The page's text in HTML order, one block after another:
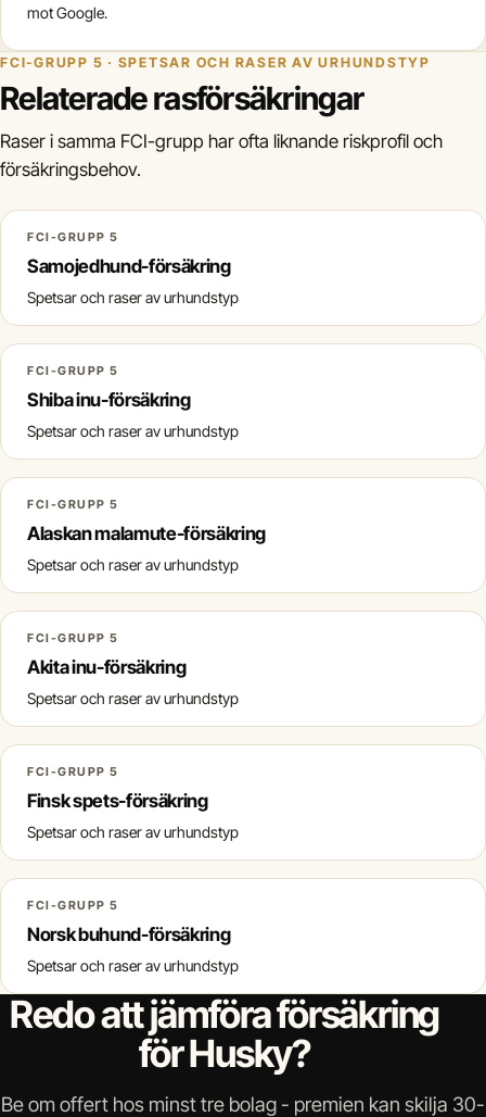
mot Google.
FCI-GRUPP 5 · SPETSAR OCH RASER AV URHUNDSTYP
Relaterade rasförsäkringar
Raser i samma FCI-grupp har ofta liknande riskprofil och
försäkringsbehov.
FCI-GRUPP 5
Samojedhund-försäkring
Spetsar och raser av urhundstyp
FCI-GRUPP 5
Shiba inu-försäkring
Spetsar och raser av urhundstyp
FCI-GRUPP 5
Alaskan malamute-försäkring
Spetsar och raser av urhundstyp
FCI-GRUPP 5
Akita inu-försäkring
Spetsar och raser av urhundstyp
FCI-GRUPP 5
Finsk spets-försäkring
Spetsar och raser av urhundstyp
FCI-GRUPP 5
Norsk buhund-försäkring
Spetsar och raser av urhundstyp
Redo att jämföra försäkring
för Husky?
Be om offert hos minst tre bolag - premien kan skilja 30-